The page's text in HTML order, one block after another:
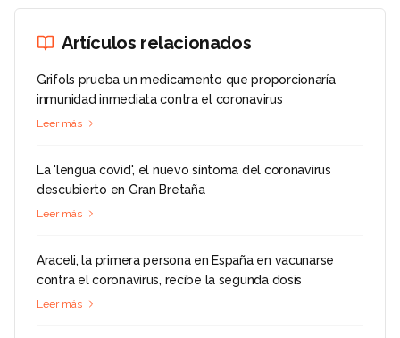
Artículos relacionados
Grifols prueba un medicamento que proporcionaría
inmunidad inmediata contra el coronavirus
Leer más
La 'lengua covid', el nuevo síntoma del coronavirus
descubierto en Gran Bretaña
Leer más
Araceli, la primera persona en España en vacunarse
contra el coronavirus, recibe la segunda dosis
Leer más